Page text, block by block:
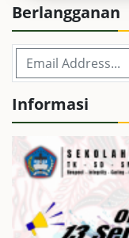
Berlangganan
Informasi